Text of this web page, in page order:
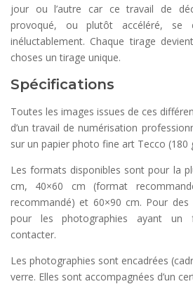
jour ou l’autre car ce travail de
provoqué, ou plutôt accéléré, se
inéluctablement. Chaque tirage
choses un tirage unique.
Spécifications
Toutes les images issues de ces
d’un travail de numérisation
sur un papier photo fine art Tecco (180
Les formats disponibles sont pour la
cm, 40×60 cm (format
recommandé) et 60×90 cm. Pour
pour les photographies ayant un
contacter.
Les photographies sont encadrées
verre. Elles sont accompagnées d’un